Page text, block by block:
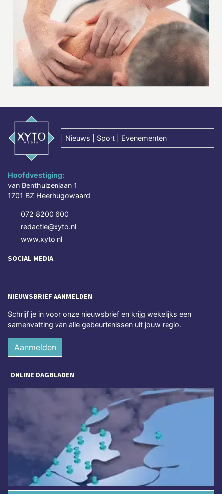
Nieuws | Sport | Evenementen
Hoofdvestiging:
van Benthuizenlaan 1
1701 BZ Heerhugowaard
072 8200 600
redactie@xyto.nl
www.xyto.nl
SOCIAL MEDIA
NIEUWSBRIEF AANMELDEN
Schrijf je in voor onze nieuwsbrief en krijg wekelijks een
samenvatting van alle gebeurtenissen uit jouw regio.
Aanmelden
ONLINE DAGBLADEN